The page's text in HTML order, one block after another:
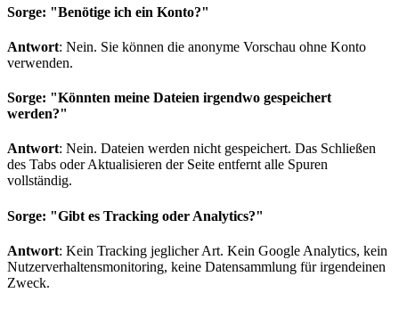
Sorge: "Benötige ich ein Konto?"
Antwort: Nein. Sie können die anonyme Vorschau ohne Konto
verwenden.
Sorge: "Könnten meine Dateien irgendwo gespeichert
werden?"
Antwort: Nein. Dateien werden nicht gespeichert. Das Schließen
des Tabs oder Aktualisieren der Seite entfernt alle Spuren
vollständig.
Sorge: "Gibt es Tracking oder Analytics?"
Antwort: Kein Tracking jeglicher Art. Kein Google Analytics, kein
Nutzerverhaltensmonitoring, keine Datensammlung für irgendeinen
Zweck.